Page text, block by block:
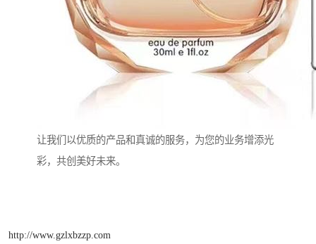
让我们以优质的产品和真诚的服务，为您的业务增添光
彩，共创美好未来。
http://www.gzlxbzzp.com